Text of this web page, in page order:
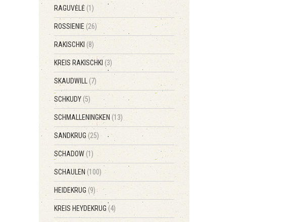
RAGUVĖLĖ (1)
ROSSIENIE(26)
RAKISCHKI (8)
KREIS RAKISCHKI (3)
SKAUDWILL (7)
SCHKUDY(5)
SCHMALLENINGKEN (13)
SANDKRUG (25)
SCHADOW(1)
SCHAULEN (100)
HEIDEKRUG (9)
KREIS HEYDEKRUG (4)